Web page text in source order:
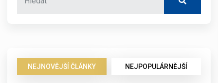
NEJNOVĚJŠÍ ČLÁNKY NEJPOPULÁRNĚJŠÍ